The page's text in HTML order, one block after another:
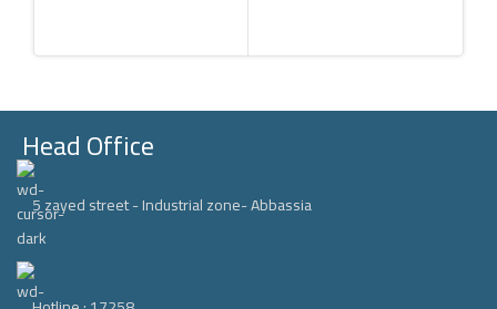
Head Office
5 zayed street - Industrial zone- Abbassia